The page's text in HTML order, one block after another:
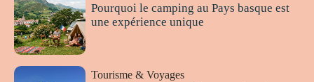
Pourquoi le camping au Pays basque est
une expérience unique
Tourisme & Voyages